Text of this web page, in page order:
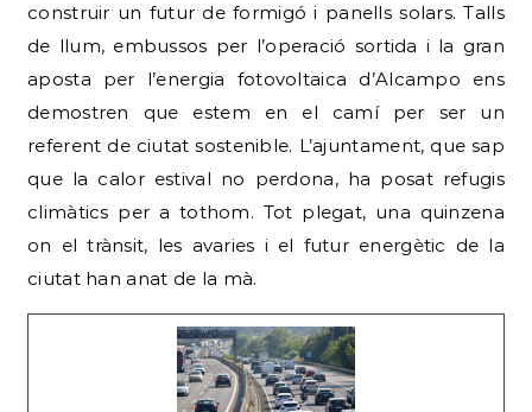
construir un futur de formigó i panells solars. Talls
de llum, embussos per l’operació sortida i la gran
aposta per l’energia fotovoltaica d’Alcampo ens
demostren que estem en el camí per ser un
referent de ciutat sostenible. L’ajuntament, que sap
que la calor estival no perdona, ha posat refugis
climàtics per a tothom. Tot plegat, una quinzena
on el trànsit, les avaries i el futur energètic de la
ciutat han anat de la mà.